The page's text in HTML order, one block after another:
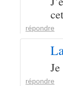
répondre
répondre